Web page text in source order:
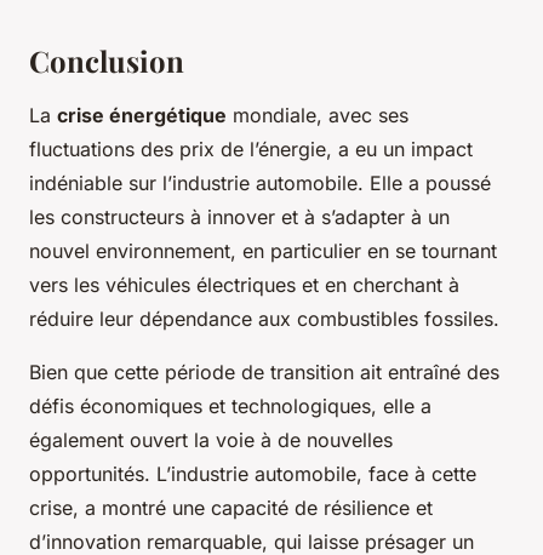
Conclusion
La crise énergétique mondiale, avec ses
fluctuations des prix de l’énergie, a eu un impact
indéniable sur l’industrie automobile. Elle a poussé
les constructeurs à innover et à s’adapter à un
nouvel environnement, en particulier en se tournant
vers les véhicules électriques et en cherchant à
réduire leur dépendance aux combustibles fossiles.
Bien que cette période de transition ait entraîné des
défis économiques et technologiques, elle a
également ouvert la voie à de nouvelles
opportunités. L’industrie automobile, face à cette
crise, a montré une capacité de résilience et
d’innovation remarquable, qui laisse présager un